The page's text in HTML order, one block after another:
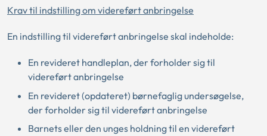
Krav til indstilling om videreført anbringelse
En indstilling til videreført anbringelse skal indeholde:
En revideret handleplan, der forholder sig til
videreført anbringelse
En revideret (opdateret) børnefaglig undersøgelse,
der forholder sig til videreført anbringelse
Barnets eller den unges holdning til en videreført